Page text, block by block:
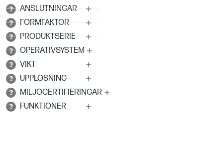
ANSLUTNINGAR
FORMFAKTOR
PRODUKTSERIE
OPERATIVSYSTEM
VIKT
UPPLÖSNING
MILJÖCERTIFIERINGAR
FUNKTIONER